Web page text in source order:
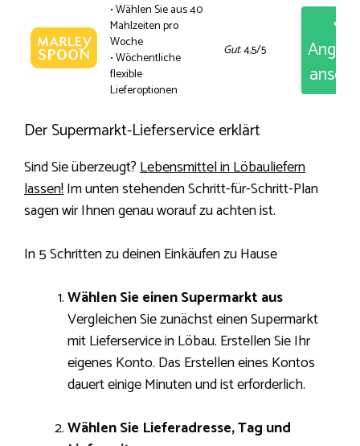
• Wählen Sie aus 40
Mahlzeiten pro
Woche
• Wöchentliche
flexible
Lieferoptionen
Gut: 4,5/5
Der Supermarkt-Lieferservice erklärt
Sind Sie überzeugt?Lebensmittel in Löbauliefern
lassen!Im unten stehenden Schritt-für-Schritt-Plan
sagen wir Ihnen genau worauf zu achten ist.
In 5 Schritten zu deinen Einkäufen zu Hause
Wählen Sie einen Supermarkt aus
Vergleichen Sie zunächst einen Supermarkt
mit Lieferservice in Löbau. Erstellen Sie Ihr
eigenes Konto. Das Erstellen eines Kontos
dauert einige Minuten und ist erforderlich.
Wählen Sie Lieferadresse, Tag und